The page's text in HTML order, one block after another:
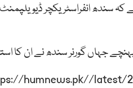
سندھ انفراسٹریکچر
جہاں گورنر سندھ نے ان کا